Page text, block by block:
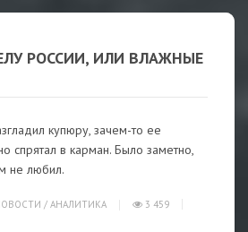
РОССИИ, ИЛИ ВЛАЖНЫЕ
купюру, зачем-то ее
спрятал в карман. Было заметно,
не любил.
/ АНАЛИТИКА
3 459